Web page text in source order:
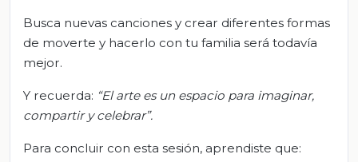
Busca nuevas canciones y crear diferentes formas
de moverte y hacerlo con tu familia será todavía
mejor.
Y recuerda: “El arte es un espacio para imaginar,
compartir y celebrar”.
Para concluir con esta sesión, aprendiste que: